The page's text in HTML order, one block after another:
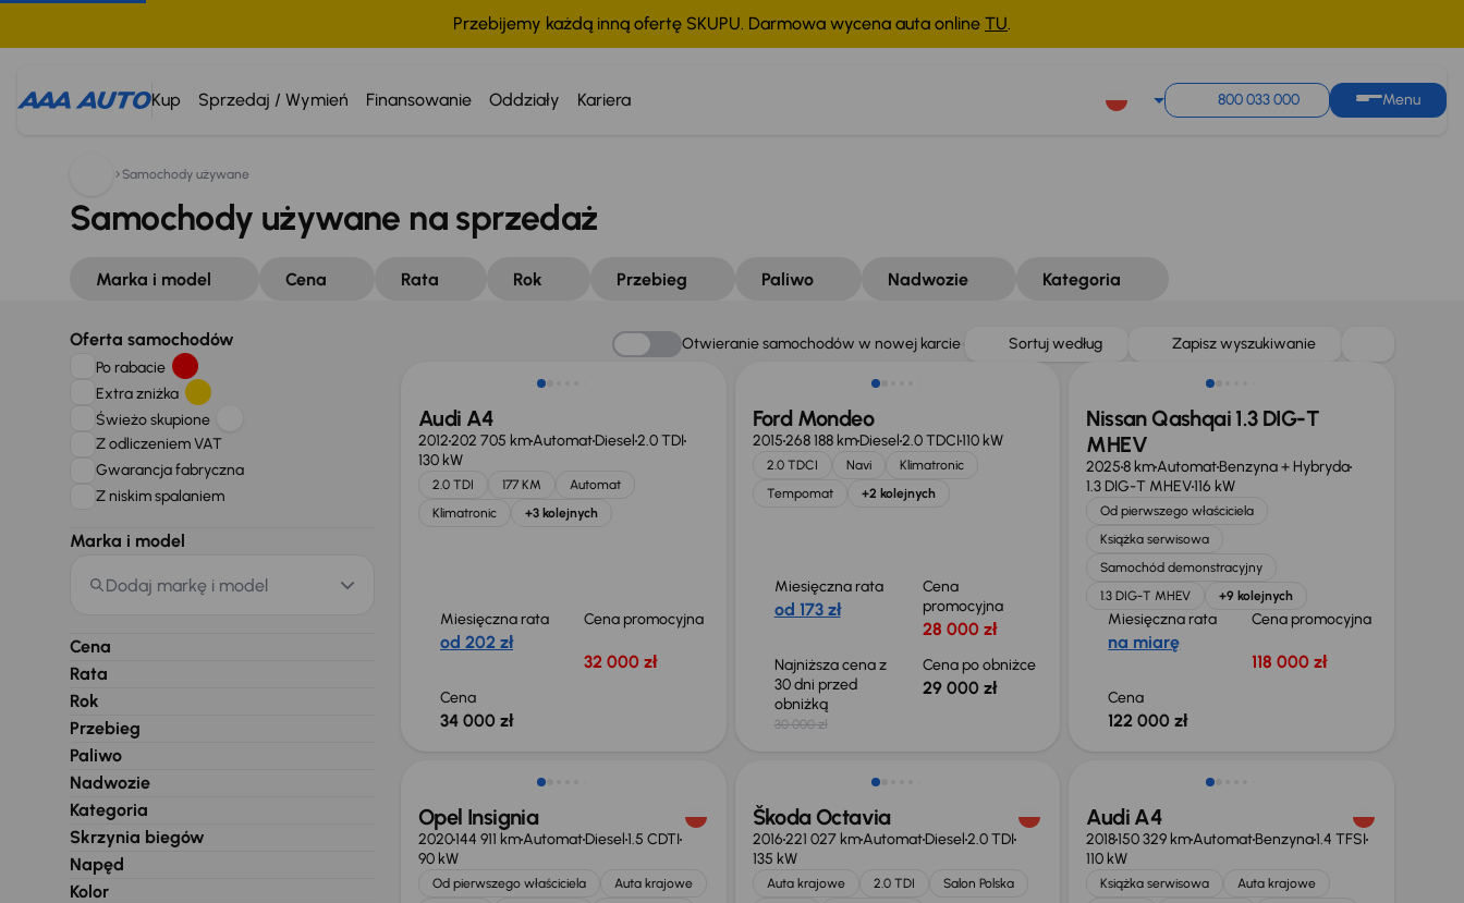
Przebijemy każdą inną ofertę SKUPU. Darmowa wycena auta online TU.
Kup Sprzedaj / Wymień Finansowanie Oddziały Kariera 800 033 000 Menu
Samochody używane
Samochody używane na sprzedaż
Marka i model Cena Rata Rok Przebieg Paliwo Nadwozie Kategoria
Oferta samochodów
Po rabacie
Extra zniżka
Świeżo skupione
Z odliczeniem VAT
Gwarancja fabryczna
Z niskim spalaniem
Marka i model
Dodaj markę i model
Cena
Rata
Rok
Przebieg
Paliwo
Nadwozie
Kategoria
Skrzynia biegów
Napęd
Kolor
Otwieranie samochodów w nowej karcie Sortuj według Zapisz wyszukiwanie
Audi A4
2012202 705 kmAutomatDiesel2.0 TDI
130 kW
2.0 TDI 177 KM
Automat
Klimatronic
+3 kolejnych
Miesięczna rata
od 202 zł
Cena promocyjna
32 000 zł
Cena
34 000 zł
Taniej o 1 000 zł
Ford Mondeo
2015268 188 kmDiesel2.0 TDCI110 kW
2.0 TDCI Navi
Klimatronic
Tempomat
+2 kolejnych
Miesięczna rata
od 173 zł
Cena
promocyjna
28 000 zł
Najniższa cena z
30 dni przed
obniżką
30 000 zł
Cena po obniżce
29 000 zł
Od nowego taniej o 36 775 zł
Nissan Qashqai 1.3 DIG-T
MHEV
20258 kmAutomatBenzyna + Hybryda
1.3 DIG-T MHEV116 kW
Od pierwszego właściciela
Książka serwisowa
Samochód demonstracyjny
1.3 DIG-T MHEV
+9 kolejnych
Miesięczna rata
na miarę
Cena promocyjna
118 000 zł
Cena
122 000 zł
Opel Insignia
2020144 911 kmAutomatDiesel1.5 CDTI
90 kW
Od pierwszego właściciela
Auta krajowe
Škoda Octavia
2016221 027 kmAutomatDiesel2.0 TDI
135 kW
Auta krajowe 2.0 TDI
Salon Polska
Audi A4
2018150 329 kmAutomatBenzyna1.4 TFSI
110 kW
Książka serwisowa
Auta krajowe